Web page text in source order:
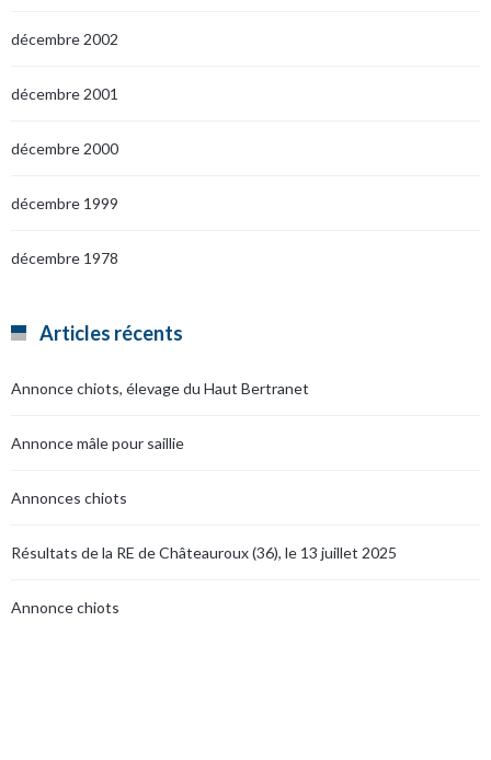
décembre 2002
décembre 2001
décembre 2000
décembre 1999
décembre 1978
Articles récents
Annonce chiots, élevage du Haut Bertranet
Annonce mâle pour saillie
Annonces chiots
Résultats de la RE de Châteauroux (36), le 13 juillet 2025
Annonce chiots